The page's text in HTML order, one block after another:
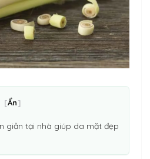
[Ẩn]
giản tại nhà giúp da mặt đẹp